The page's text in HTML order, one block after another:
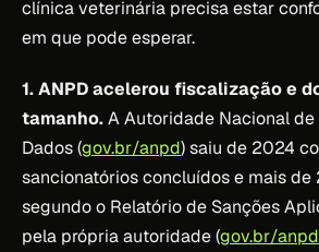
clínica veterinária precisa estar
em que pode esperar.
1. ANPD acelerou fiscalização e
tamanho.A Autoridade Nacional
Dados (gov.br/anpd) saiu de 2024
sancionatórios concluídos e mais
segundo o Relatório de Sanções
pela própria autoridade (gov.br/